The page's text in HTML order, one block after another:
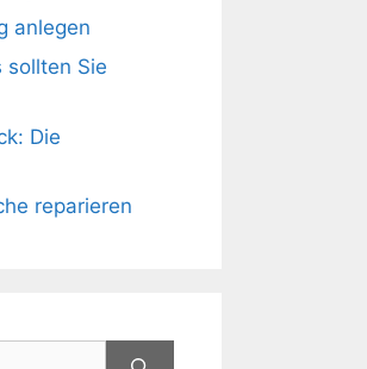
anlegen
sollten Sie
Die
reparieren